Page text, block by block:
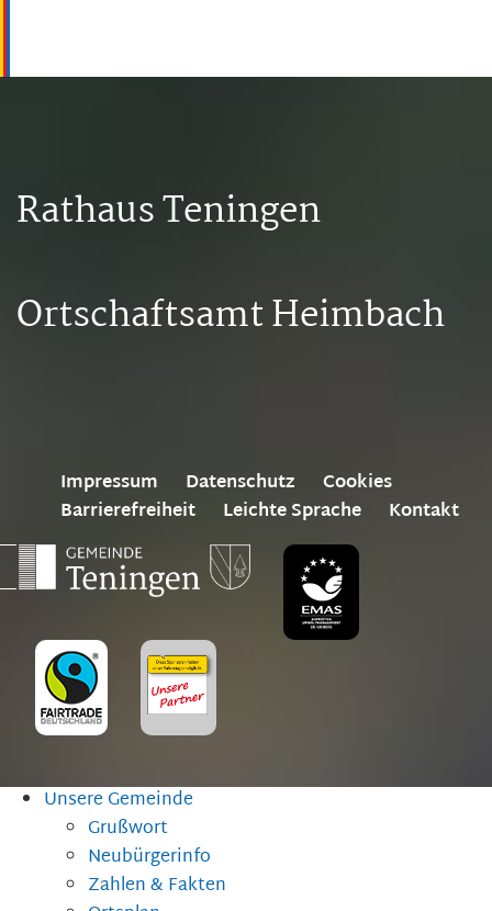
Rathaus Teningen
Ortschaftsamt Heimbach
Impressum Datenschutz
Cookies
Barrierefreiheit
Leichte Sprache Kontakt
Unsere Gemeinde
Grußwort
Neubürgerinfo
Zahlen & Fakten